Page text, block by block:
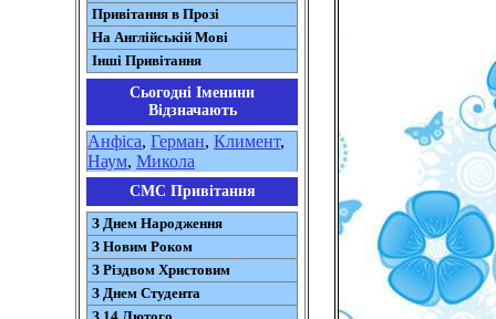
Привітання в Прозі
На Англійській Мові
Інші Привітання
Сьогодні Іменини
Відзначають
Анфіса, Герман, Климент,
Наум, Микола
СМС Привітання
З Днем Народження
З Новим Роком
З Різдвом Христовим
З Днем Студента